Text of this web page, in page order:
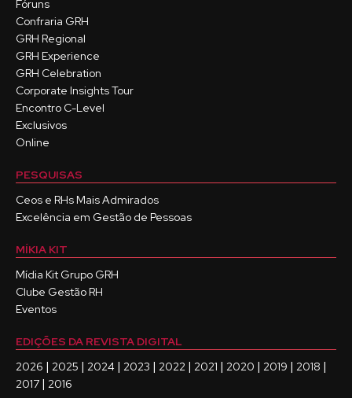
Fóruns
Confraria GRH
GRH Regional
GRH Experience
GRH Celebration
Corporate Insights Tour
Encontro C-Level
Exclusivos
Online
PESQUISAS
Ceos e RHs Mais Admirados
Excelência em Gestão de Pessoas
MÍKIA KIT
Mídia Kit Grupo GRH
Clube Gestão RH
Eventos
EDIÇÕES DA REVISTA DIGITAL
2026 | 2025 | 2024 | 2023 | 2022 | 2021 | 2020 | 2019 | 2018 |
2017 | 2016